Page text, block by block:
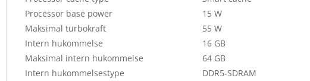
Processor base power
15 W
Maksimal turbokraft
55 W
Intern hukommelse
16 GB
Maksimal intern hukommelse
64 GB
Intern hukommelsestype
DDR5-SDRAM